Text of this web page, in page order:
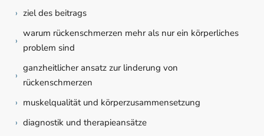
› ziel des beitrags
›
warum rückenschmerzen mehr als nur ein körperliches
problem sind
›
ganzheitlicher ansatz zur linderung von
rückenschmerzen
› muskelqualität und körperzusammensetzung
› diagnostik und therapieansätze